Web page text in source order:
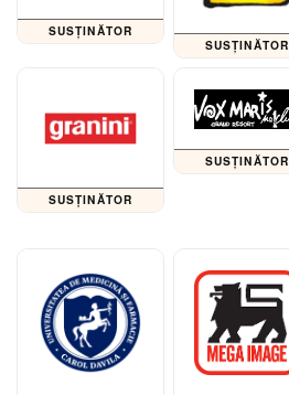
SUSȚINĂTOR
SUSȚINĂTOR
SUSȚINĂTOR
SUSȚINĂTOR